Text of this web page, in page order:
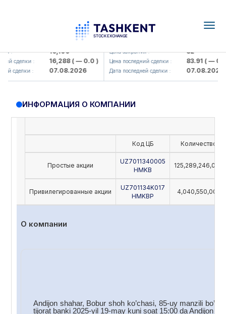
: 16,100
сделки : 16,288( — 0.0 )
сделки : 07.08.2026
KFSK (<Kafolat sug'urta
Цена закрытия : 82
Цена последний сделки : 83.91( — 0.0 )
Дата последней сделки : 07.08.2026
ИНФОРМАЦИЯ О КОМПАНИИ
Код ЦБ Количество
Простые акции
UZ7011340005
HMKB
125,289,246,000
Привилегированные акции
UZ701134K017
HMKBP
4,040,550,000
О компании
Andijon shahar, Bobur shoh ko’chasi, 85-uy manzili
tijorat banki 2025-yil 19-may kuni soat 15:00 da Andijon